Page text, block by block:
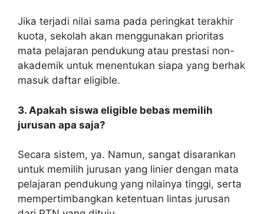
Jika terjadi nilai sama pada peringkat terakhir
kuota, sekolah akan menggunakan prioritas
mata pelajaran pendukung atau prestasi non-
akademik untuk menentukan siapa yang berhak
masuk daftar eligible.
3. Apakah siswa eligible bebas memilih
jurusan apa saja?
Secara sistem, ya. Namun, sangat disarankan
untuk memilih jurusan yang linier dengan mata
pelajaran pendukung yang nilainya tinggi, serta
mempertimbangkan ketentuan lintas jurusan